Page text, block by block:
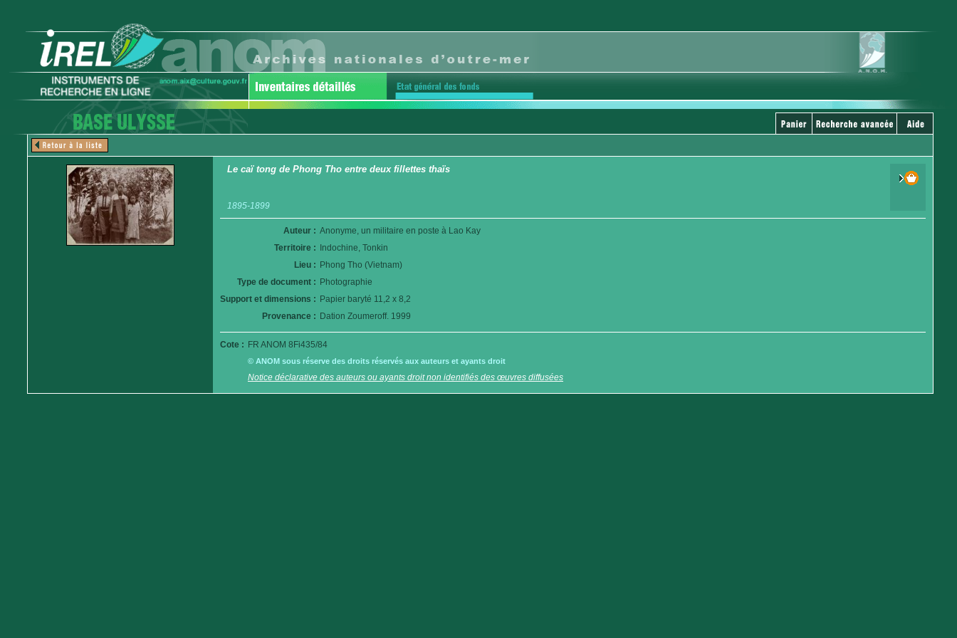
Le caï tong de Phong Tho entre deux fillettes thaïs
1895-1899
Auteur : Anonyme, un militaire en poste à Lao Kay
Territoire :
Indochine, Tonkin
Lieu : Phong Tho (Vietnam)
Type de document : Photographie
Support et dimensions : Papier baryté 11,2 x 8,2
Provenance : Dation Zoumeroff. 1999
Cote : FR ANOM 8Fi435/84
© ANOM sous réserve des droits réservés aux auteurs et ayants droit
Notice déclarative des auteurs ou ayants droit non identifiés des œuvres diffusées